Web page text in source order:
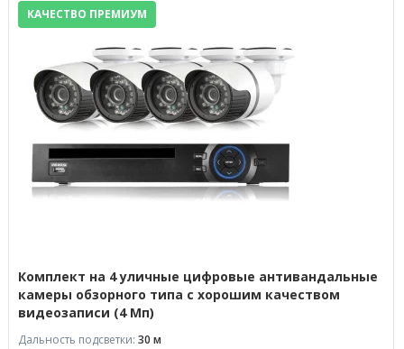
Комплект на 4 уличные цифровые антивандальные
камеры обзорного типа с хорошим качеством
видеозаписи (4 Мп)
КАЧЕСТВО ПРЕМИУМ
Дальность подсветки: 30 м